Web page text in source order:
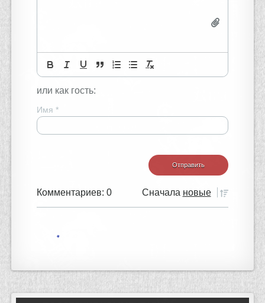
или как гость:
Имя *
Комментариев: 0 Сначала новые